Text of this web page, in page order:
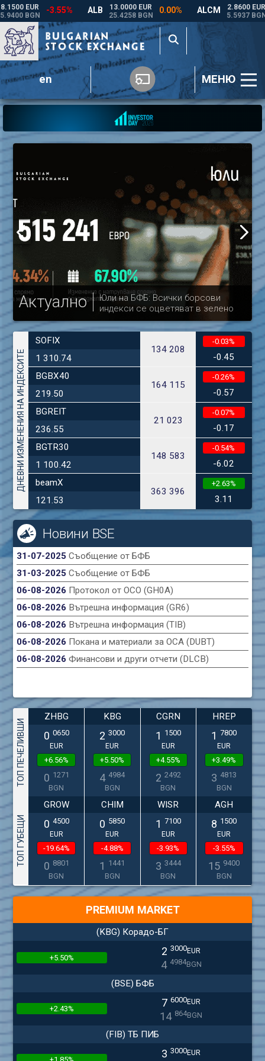
en МЕНЮ
Актуално
Юли на БФБ: Всички борсови
индекси се оцветяват в зелено
ДНЕВНИ ИЗМЕНЕНИЯ НА ИНДЕКСИТЕ
SOFIX
1 310.74
134 208
-0.03%
-0.45
BGBX40
219.50
164 115
-0.26%
-0.57
BGREIT
236.55
21 023
-0.07%
-0.17
BGTR30
1 100.42
148 583
-0.54%
-6.02
beamX
121.53
363 396
+2.63%
3.11
Новини BSE
31-07-2025Съобщение от БФБ
31-03-2025Съобщение от БФБ
06-08-2026 Протокол от ОСО (GH0A)
06-08-2026 Вътрешна информация (GR6)
06-08-2026 Вътрешна информация (TIB)
06-08-2026 Покана и материали за ОСА (DUBT)
06-08-2026Финансови и други отчети (DLCB)
ТОП ПЕЧЕЛИВШИ
ZHBG
0 0650
EUR
+6.56%
0 1271
BGN
KBG
2 3000
EUR
+5.50%
4 4984
BGN
CGRN
1 1500
EUR
+4.55%
2 2492
BGN
HREP
1 7800
EUR
+3.49%
3 4813
BGN
ТОП ГУБЕЩИ
GROW
0 4500
EUR
-19.64%
0 8801
BGN
CHIM
0 5850
EUR
-4.88%
1 1441
BGN
WISR
1 7100
EUR
-3.93%
3 3444
BGN
AGH
8 1500
EUR
-3.55%
15 9400
BGN
PREMIUM MARKET
(KBG) Корадо-БГ
+5.50% 2 3000EUR
4 4984BGN
(BSE) БФБ
+2.43% 7 6000EUR
14 864BGN
(FIB) ТБ ПИБ
3 3000EUR